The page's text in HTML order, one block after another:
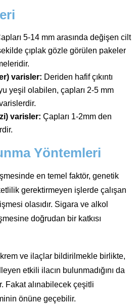
5-14 mm arasında değişen cilt
çıplak gözle görülen pakeler
varisler: Deriden hafif çıkıntı
yeşil olabilen, çapları 2-5 mm
varisler: Çapları 1-2mm den
Yöntemleri
en temel faktör, genetik
gerektirmeyen işlerde çalışan
olasıdır. Sigara ve alkol
doğrudan bir katkısı
ve ilaçlar bildirilmekle birlikte,
etkili ilacın bulunmadığını da
Fakat alınabilecek çeşitli
önüne geçebilir.